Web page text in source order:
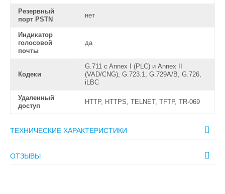
Резервный
порт PSTN
нет
Индикатор
голосовой
почты
да
Кодеки
G.711 c Annex I (PLC) и Annex II
(VAD/CNG), G.723.1, G.729A/B, G.726,
iLBC
Удаленный
доступ
HTTP, HTTPS, TELNET, TFTP, TR-069
ТЕХНИЧЕСКИЕ ХАРАКТЕРИСТИКИ
ОТЗЫВЫ